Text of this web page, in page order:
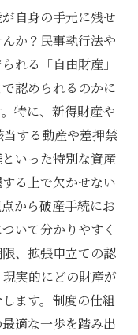
自身の手元に残せ
か？民事執行法や
れる「自由財産」
認められるのかに
特に、新得財産や
する動産や差押禁
いった特別な資産
る上で欠かせない
から破産手続にお
いて分かりやすく
、拡張申立ての認
実的にどの財産が
ます。制度の仕組
適な一歩を踏み出